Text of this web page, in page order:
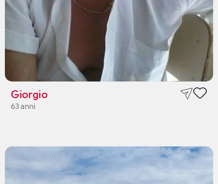
Giorgio
63 anni